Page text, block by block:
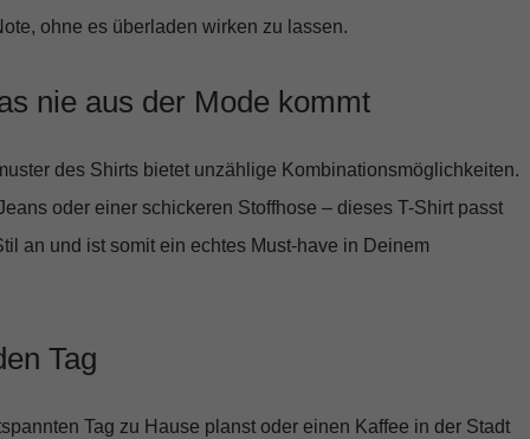
ohne es überladen wirken zu lassen.
nie aus der Mode kommt
des Shirts bietet unzählige Kombinationsmöglichkeiten.
oder einer schickeren Stoffhose – dieses T-Shirt passt
an und ist somit ein echtes Must-have in Deinem
Tag
Tag zu Hause planst oder einen Kaffee in der Stadt